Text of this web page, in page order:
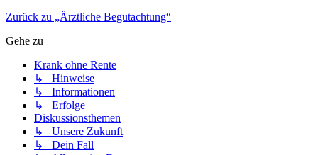
Zurück zu „Ärztliche Begutachtung“
Gehe zu
Krank ohne Rente
↳ Hinweise
↳ Informationen
↳ Erfolge
Diskussionsthemen
↳ Unsere Zukunft
↳ Dein Fall